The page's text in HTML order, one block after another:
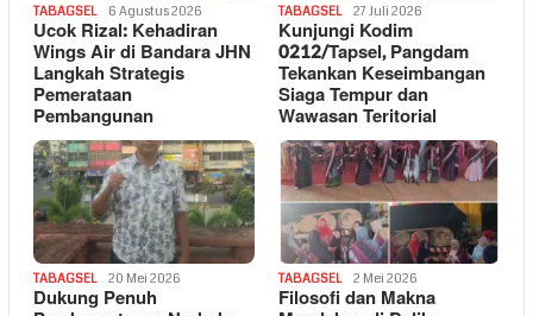
TABAGSEL 6 Agustus 2026
Ucok Rizal: Kehadiran
Wings Air di Bandara JHN
Langkah Strategis
Pemerataan
Pembangunan
TABAGSEL 27 Juli 2026
Kunjungi Kodim
0212/Tapsel, Pangdam
Tekankan Keseimbangan
Siaga Tempur dan
Wawasan Teritorial
TABAGSEL 20 Mei 2026
Dukung Penuh
TABAGSEL 2 Mei 2026
Filosofi dan Makna